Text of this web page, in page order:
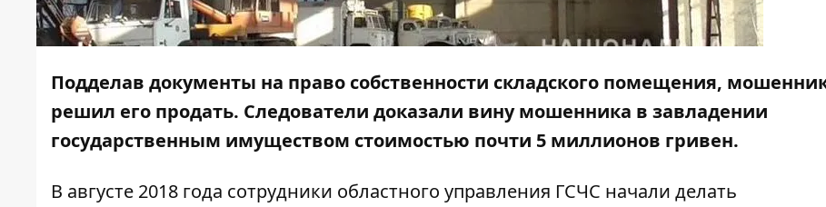
Подделав документы на право собственности складского помещения,
решил его продать. Следователи доказали вину мошенника в завладении
государственным имуществом стоимостью почти 5 миллионов гривен.
В августе 2018 года сотрудники областного управления ГСЧС начали делать